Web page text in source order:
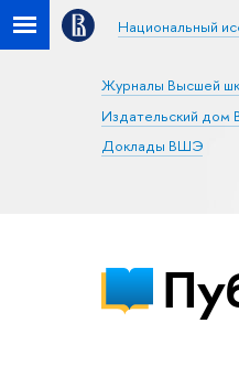
Национальный
Журналы Высшей
Издательский
Доклады ВШЭ